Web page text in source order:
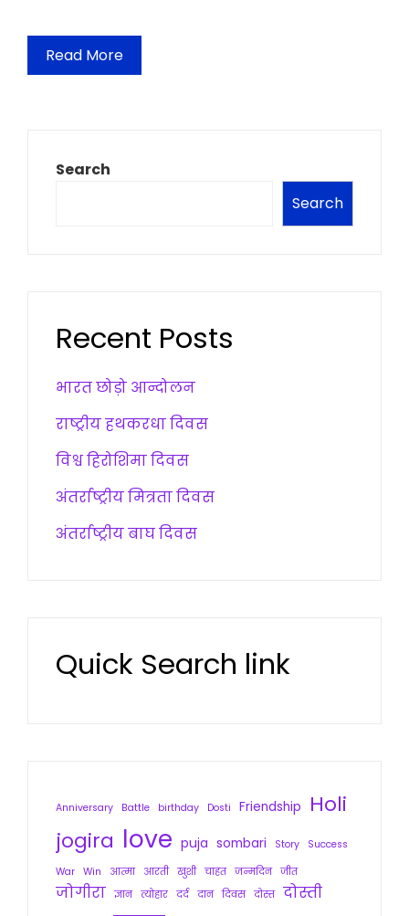
Read More
Search
Search
Recent Posts
भारत छोड़ो आन्दोलन
राष्ट्रीय हथकरधा दिवस
विश्व हिरोशिमा दिवस
अंतर्राष्ट्रीय मित्रता दिवस
अंतर्राष्ट्रीय बाघ दिवस
Quick Search link
Anniversary Battle birthday Dosti Friendship
Holi
jogira love puja sombari Story
Success
War Win आत्मा आरती खुशी चाहत जन्मदिन जीत
जोगीरा ज्ञान त्योहार दर्द दान दिवस दोस्त दोस्ती